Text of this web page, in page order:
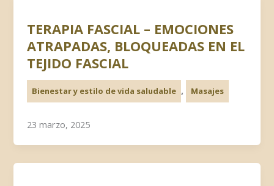
TERAPIA FASCIAL – EMOCIONES
ATRAPADAS, BLOQUEADAS EN EL
TEJIDO FASCIAL
Bienestar y estilo de vida saludable , Masajes
23 marzo, 2025